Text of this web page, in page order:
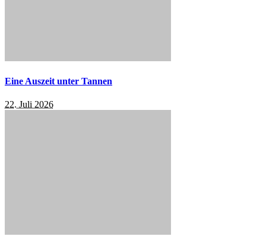
Eine Auszeit unter Tannen
22. Juli 2026